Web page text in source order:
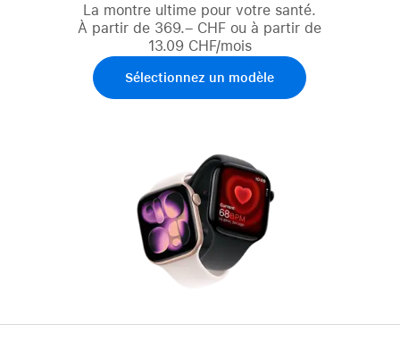
La montre ultime pour votre santé.
À partir de 369.– CHF ou à partir de
13.09 CHF/mois
Sélectionnez un modèle